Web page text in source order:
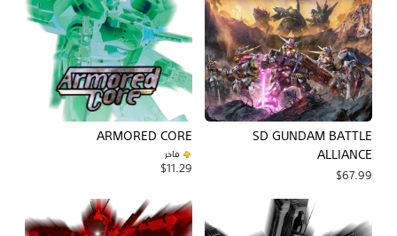
SD GUNDAM BATTLE
ALLIANCE
$67.99
ARMORED CORE
فاخر
$11.29